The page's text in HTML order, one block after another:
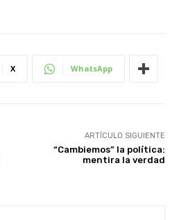
X WhatsApp
ARTÍCULO SIGUIENTE
“Cambiemos” la política:
mentira la verdad